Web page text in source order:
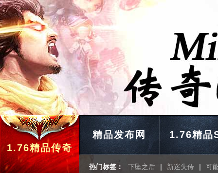
1.76精品传奇
精品发布网 1.76精品
热门标签： 下坠之后 | 新迷失传 | 可